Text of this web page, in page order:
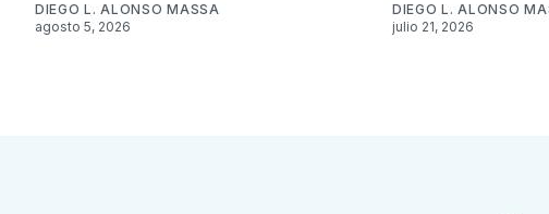
DIEGO L. ALONSO MASSA
agosto 5, 2026
DIEGO L. ALONSO
julio 21, 2026